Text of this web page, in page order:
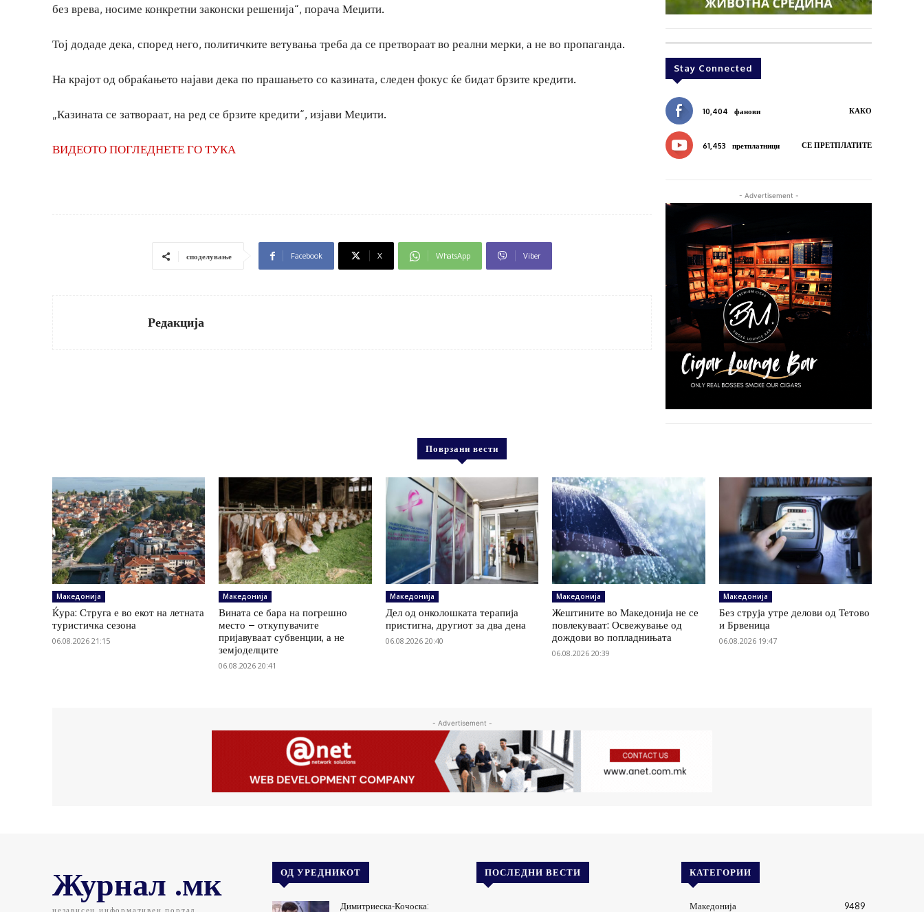
без врева, носиме конкретни законски решенија“, порача Меџити.
Тој додаде дека, според него, политичките ветувања треба да се претвораат во реални мерки, а не во пропаганда.
На крајот од обраќањето најави дека по прашањето со казината, следен фокус ќе бидат брзите кредити.
„Казината се затвораат, на ред се брзите кредити“, изјави Меџити.
ВИДЕОТО ПОГЛЕДНЕТЕ ГО ТУКА
споделување Facebook X WhatsApp Viber
Редакција
Stay Connected
10,404 фанови КАКО
61,453 претплатници СЕ ПРЕТПЛАТИТЕ
- Advertisement -
Поврзани вести
Македонија
Ќура: Струга е во екот на летната
туристичка сезона
06.08.2026 21:15
Македонија
Вината се бара на погрешно
место – откупувачите
пријавуваат субвенции, а не
земјоделците
06.08.2026 20:41
Македонија
Дел од онколошката терапија
пристигна, другиот за два дена
06.08.2026 20:40
Македонија
Жештините во Македонија не се
повлекуваат: Освежување од
дождови во попладнињата
06.08.2026 20:39
Македонија
Без струја утре делови од Тетово
и Брвеница
06.08.2026 19:47
- Advertisement -
Журнал .мк ОД УРЕДНИКОТ
Димитриеска-Кочоска:
ПОСЛЕДНИ ВЕСТИ КАТЕГОРИИ
Македонија 9489